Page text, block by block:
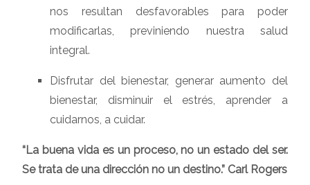
nos resultan desfavorables para poder
modificarlas, previniendo nuestra salud
integral.
Disfrutar del bienestar, generar aumento del
bienestar, disminuir el estrés, aprender a
cuidarnos, a cuidar.
“La buena vida es un proceso, no un estado del ser.
Se trata de una dirección no un destino.” Carl Rogers